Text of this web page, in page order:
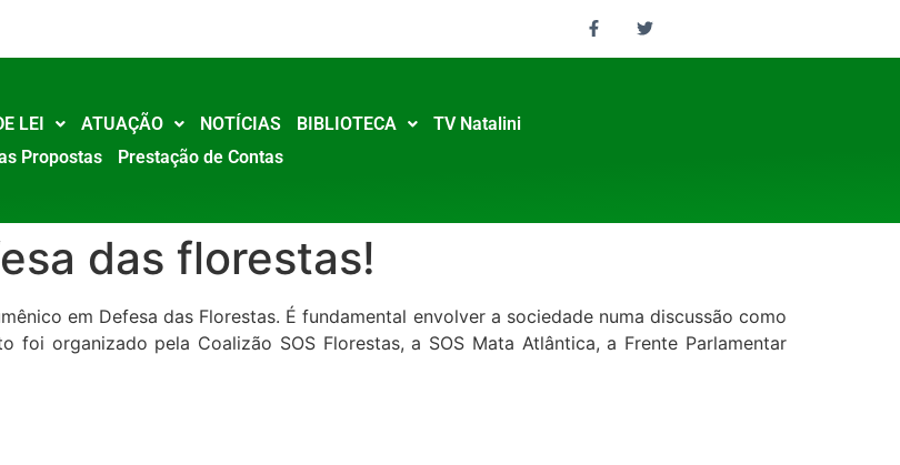
LEI ATUAÇÃO NOTÍCIAS BIBLIOTECA
TV Natalini
Propostas Prestação de Contas
das florestas!
em Defesa das Florestas. É fundamental envolver a sociedade numa discussão como
organizado pela Coalizão SOS Florestas, a SOS Mata Atlântica, a Frente Parlamentar